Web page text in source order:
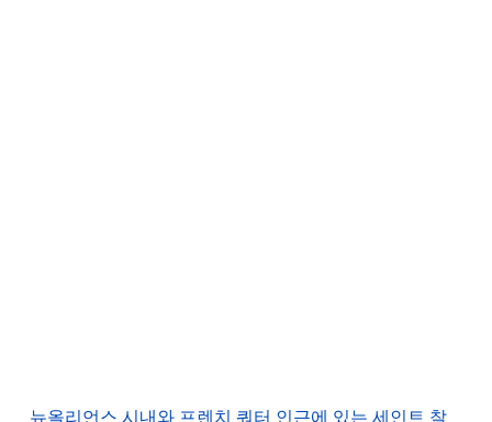
뉴올리언스 시내와 프렌치 쿼터 인근에 있는 세인트 찰